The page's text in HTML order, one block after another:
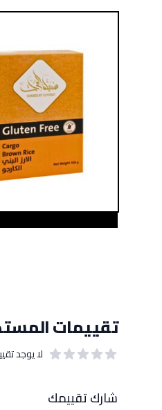
تقييمات
لا يوجد
شارك تقييمك